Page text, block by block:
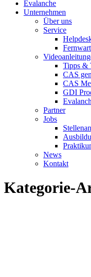
Evalanche
Unternehmen
Über uns
Service
Tipps &
CAS
CAS
GDI
Partner
Jobs
News
Kontakt
Kategorie-